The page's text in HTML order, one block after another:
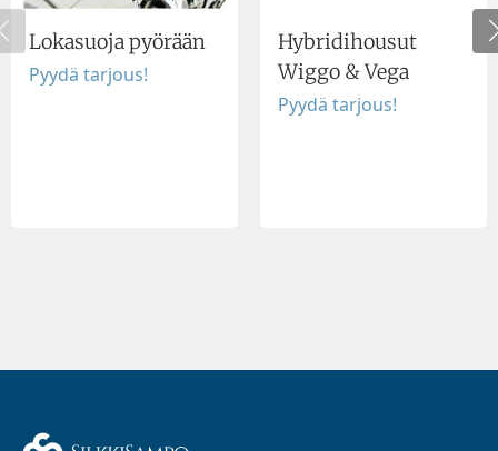
Lokasuoja pyörään
Pyydä tarjous!
Hybridihousut
Wiggo & Vega
Pyydä tarjous!